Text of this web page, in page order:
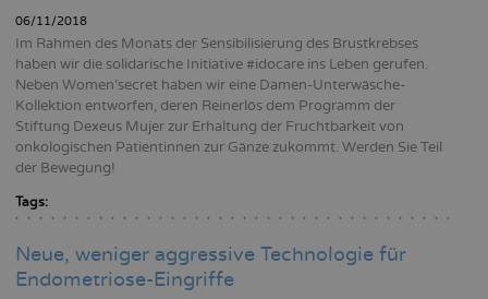
06/11/2018
Im Rahmen des Monats der Sensibilisierung des Brustkrebses
haben wir die solidarische Initiative #idocare ins Leben gerufen.
Neben Women’secret haben wir eine Damen-Unterwäsche-
Kollektion entworfen, deren Reinerlös dem Programm der
Stiftung Dexeus Mujer zur Erhaltung der Fruchtbarkeit von
onkologischen Patientinnen zur Gänze zukommt. Werden Sie Teil
der Bewegung!
Tags:
Neue, weniger aggressive Technologie für
Endometriose-Eingriffe